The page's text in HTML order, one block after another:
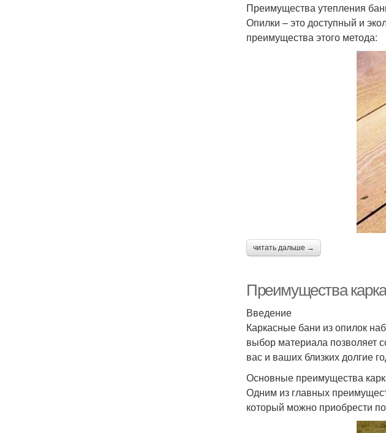
Преимущества утепления
Опилки – это доступный и
преимущества этого метода:
читать дальше →
Преимущества
Введение
Каркасные бани из опилок
выбор материала позволяет
вас и ваших близких долгие
Основные преимущества
Одним из главных
который можно приобрести